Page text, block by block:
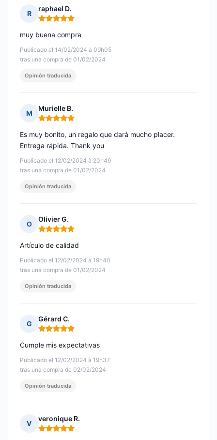
R
raphael D.
Nota: 5 de 5
Publicado el 14/02/2024 à 09h05
tras una compra de 01/02/2024
muy buena compra
Opinión traducida
M
Murielle B.
Nota: 5 de 5
Publicado el 12/02/2024 à 20h49
tras una compra de 01/02/2024
Es muy bonito, un regalo que dará mucho placer.
Entrega rápida. Thank you
Opinión traducida
O
Olivier G.
Nota: 5 de 5
Publicado el 12/02/2024 à 19h40
tras una compra de 01/02/2024
Artículo de calidad
Opinión traducida
G
Gérard C.
Nota: 5 de 5
Publicado el 12/02/2024 à 19h37
tras una compra de 02/02/2024
Cumple mis expectativas
Opinión traducida
V
veronique R.
Nota: 5 de 5